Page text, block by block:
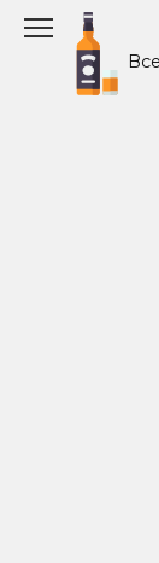
Перейти
содержанию